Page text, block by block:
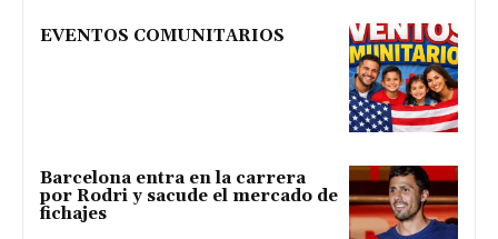
EVENTOS COMUNITARIOS
Barcelona entra en la carrera
por Rodri y sacude el mercado de
fichajes